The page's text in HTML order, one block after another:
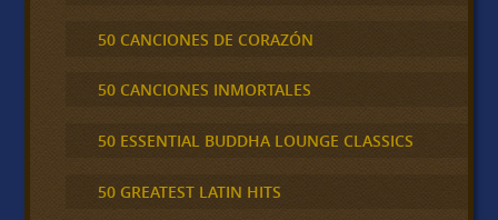
50 CANCIONES DE CORAZÓN
50 CANCIONES INMORTALES
50 ESSENTIAL BUDDHA LOUNGE CLASSICS
50 GREATEST LATIN HITS